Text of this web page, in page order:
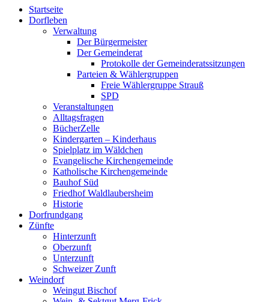
oben
scrollen
Startseite
Dorfleben
Verwaltung
Der Bürgermeister
Der Gemeinderat
Protokolle der Gemeinderatssitzungen
Parteien & Wählergruppen
Freie Wählergruppe Strauß
SPD
Veranstaltungen
Alltagsfragen
BücherZelle
Kindergarten – Kinderhaus
Spielplatz im Wäldchen
Evangelische Kirchengemeinde
Katholische Kirchengemeinde
Bauhof Süd
Friedhof Waldlaubersheim
Historie
Dorfrundgang
Zünfte
Hinterzunft
Oberzunft
Unterzunft
Schweizer Zunft
Weindorf
Weingut Bischof